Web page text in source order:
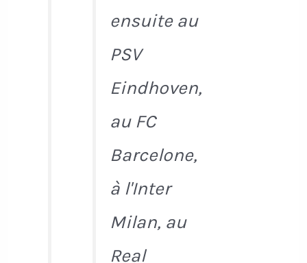
ensuite au
PSV
Eindhoven,
au FC
Barcelone,
à l'Inter
Milan, au
Real